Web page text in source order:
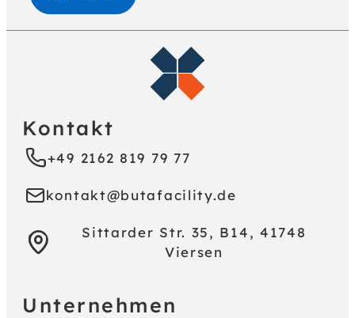
Kontakt
+49 2162 819 79 77
kontakt@butafacility.de
Sittarder Str. 35, B14, 41748
Viersen
Unternehmen